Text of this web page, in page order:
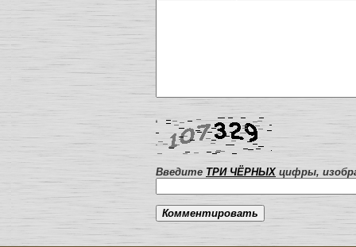
Введите ТРИ ЧЁРНЫХ цифры,